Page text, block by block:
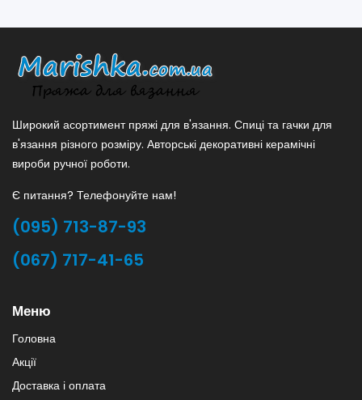
Широкий асортимент пряжі для в'язання. Спиці та гачки для
в'язання різного розміру. Авторські декоративні керамічні
вироби ручної роботи.
Є питання? Телефонуйте нам!
(095) 713-87-93
(067) 717-41-65
Меню
Головна
Акції
Доставка і оплата